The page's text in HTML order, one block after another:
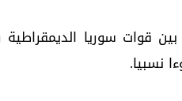
قوات سوريا
نسبيا.